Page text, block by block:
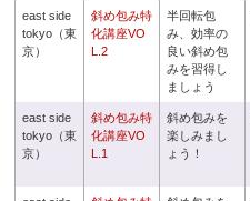
east side
tokyo（東
京）
斜め包み特
化講座VO
L.2
半回転包
み、効率の
良い斜め包
みを習得し
ましょう
east side
tokyo（東
京）
斜め包み特
化講座VO
L.1
斜め包みを
楽しみまし
ょう！